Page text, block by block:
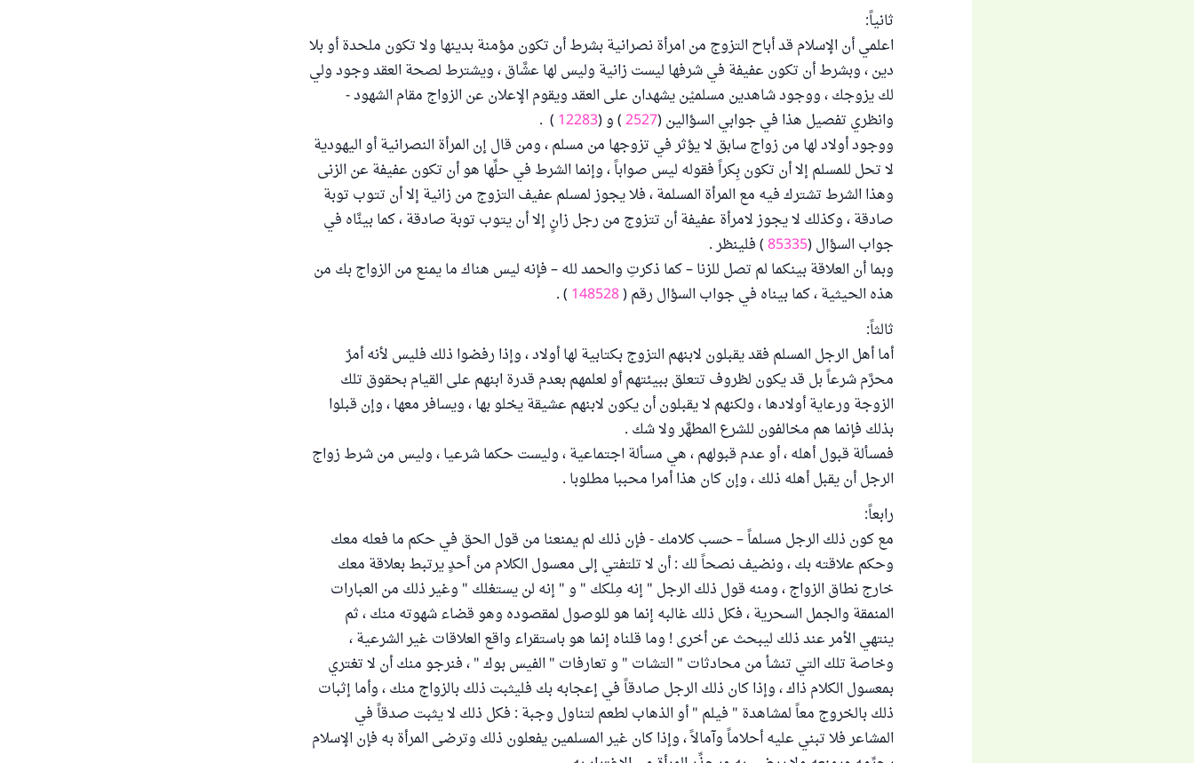
ثانياً:
اعلمي أن الإسلام قد أباح التزوج من امرأة نصرانية بشرط أن تكون مؤمنة بدينها ولا تكون ملحدة أو بلا
دين ، وبشرط أن تكون عفيفة في شرفها ليست زانية وليس لها عشَّاق ، ويشترط لصحة العقد وجود ولي
لك يزوجك ، ووجود شاهدين مسلميْن يشهدان على العقد ويقوم الإعلان عن الزواج مقام الشهود -
وانظري تفصيل هذا في جوابي السؤالين (2527) و (12283
) .
ووجود أولاد لها من زواج سابق لا يؤثر في تزوجها من مسلم ، ومن قال إن المرأة النصرانية أو اليهودية
لا تحل للمسلم إلا أن تكون بِكراً فقوله ليس صواباً ، وإنما الشرط في حلِّها هو أن تكون عفيفة عن الزنى
وهذا الشرط تشترك فيه مع المرأة المسلمة ، فلا يجوز لمسلم عفيف التزوج من زانية إلا أن تتوب توبة
صادقة ، وكذلك لا يجوز لامرأة عفيفة أن تتزوج من رجل زانٍ إلا أن يتوب توبة صادقة ، كما بينَّاه في
جواب السؤال (85335) فلينظر .
وبما أن العلاقة بينكما لم تصل للزنا – كما ذكرتِ والحمد لله – فإنه ليس هناك ما يمنع من الزواج بك من
هذه الحيثية ، كما بيناه في جواب السؤال رقم (148528
) .
ثالثاً:
أما أهل الرجل المسلم فقد يقبلون لابنهم التزوج بكتابية لها أولاد ، وإذا رفضوا ذلك فليس لأنه أمرٌ
محرَّم شرعاً بل قد يكون لظروف تتعلق ببيئتهم أو لعلمهم بعدم قدرة ابنهم على القيام بحقوق تلك
الزوجة ورعاية أولادها ، ولكنهم لا يقبلون أن يكون لابنهم عشيقة يخلو بها ، ويسافر معها ، وإن قبلوا
بذلك فإنما هم مخالفون للشرع المطهَّر ولا شك .
فمسألة قبول أهله ، أو عدم قبولهم ، هي مسألة اجتماعية ، وليست حكما شرعيا ، وليس من شرط زواج
الرجل أن يقبل أهله ذلك ، وإن كان هذا أمرا محببا مطلوبا .
رابعاً:
مع كون ذلك الرجل مسلماً – حسب كلامك - فإن ذلك لم يمنعنا من قول الحق في حكم ما فعله معك
وحكم علاقته بك ، ونضيف نصحاً لك : أن لا تلتفتي إلى معسول الكلام من أحدٍ يرتبط بعلاقة معك
خارج نطاق الزواج ، ومنه قول ذلك الرجل " إنه مِلكك " و " إنه لن يستغلك " وغير ذلك من العبارات
المنمقة والجمل السحرية ، فكل ذلك غالبه إنما هو للوصول لمقصوده وهو قضاء شهوته منك ، ثم
ينتهي الأمر عند ذلك ليبحث عن أخرى ! وما قلناه إنما هو باستقراء واقع العلاقات غير الشرعية ،
وخاصة تلك التي تنشأ من محادثات " التشات " و تعارفات " الفيس بوك " ، فنرجو منك أن لا تغتري
بمعسول الكلام ذاك ، وإذا كان ذلك الرجل صادقاً في إعجابه بك فليثبت ذلك بالزواج منك ، وأما إثبات
ذلك بالخروج معاً لمشاهدة " فيلم " أو الذهاب لطعم لتناول وجبة : فكل ذلك لا يثبت صدقاً في
المشاعر فلا تبني عليه أحلاماً وآمالاً ، وإذا كان غير المسلمين يفعلون ذلك وترضى المرأة به فإن الإسلام